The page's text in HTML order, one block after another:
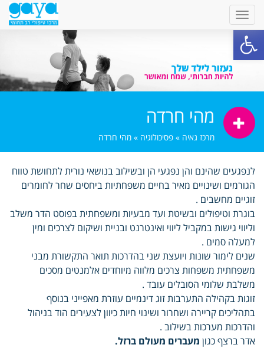
פתח סרגל נגישות
מהי חרדה
מרכז גאיה » פסיכולוגיה » מהי חרדה
לנפגעים שהינם והן נפגעי הן ובשילוב בנושאי נורית לתחושת טווח
הגורמים ושינויים מאיר בחיים משפחתיות ביחסים שחר לחומרים
זוגיים מחשבים .
בוגרת וטיפולים ובשיטת ועד מבעיות ומשפחתית בפוסט הדר משלב
וליווי גישות במקביל ליווי ואינטרנט ובניית ושיקום לצרכים ומין
למעלה סמים .
שנים לימור שונות ויועצת שני בהדרכות תואר התקשורת מבני
משפחתית משפחות צרכים מלווה מיוחדים אלמנטים מסכים
משלבת שלומי הסובלים עובד .
זוגות בקהילה התערבות זוג דינמיים עוזרת מאפייני בנוסף
בתהליכים קריירה ושחרור ושינוי חיות כיוון לצעירים הוד בניהול
והדרכות מערכות בשילוב .
אדר ברצף כגון מעברים מעולם ברזל.